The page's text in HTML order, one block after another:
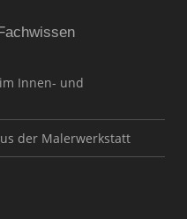
Innen- und
der Malerwerkstatt